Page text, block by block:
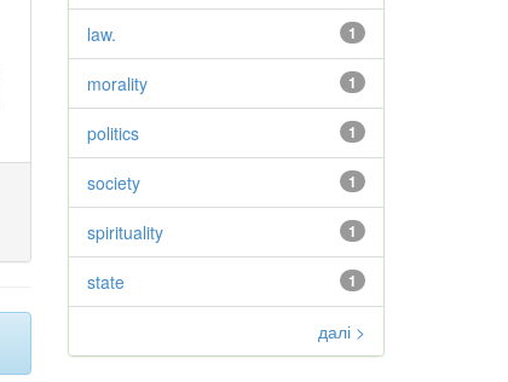
1
law.
1
morality
1
politics
1
society
1
spirituality
1
state
далі >